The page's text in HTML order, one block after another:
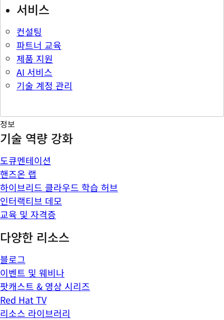
서비스
컨설팅
파트너 교육
제품 지원
AI 서비스
기술 계정 관리
정보
기술 역량 강화
도큐멘테이션
핸즈온 랩
하이브리드 클라우드 학습 허브
인터랙티브 데모
교육 및 자격증
다양한 리소스
블로그
이벤트 및 웨비나
팟캐스트 & 영상 시리즈
Red Hat TV
리소스 라이브러리